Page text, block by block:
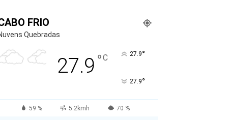
FRIO
Quebradas
27.9 °C 27.9°
27.9°
59 % 5.2kmh 70 %